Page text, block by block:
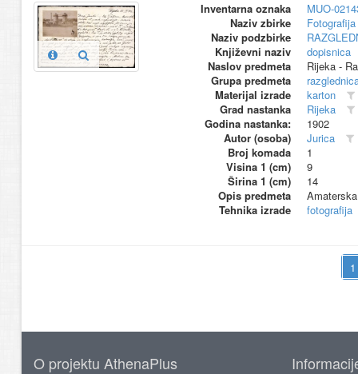
Inventarna oznaka
MUO-
Naziv zbirke
Naziv podzbirke
Književni naziv
dopisnica
Naslov predmeta
Rijeka -
Grupa predmeta
Materijal izrade
karton
Grad nastanka
Rijeka
Godina nastanka:
1902
Autor (osoba)
Jurica
Broj komada
1
Visina 1 (cm)
9
Širina 1 (cm)
14
Opis predmeta
Tehnika izrade
fotografija
O projektu AthenaPlus